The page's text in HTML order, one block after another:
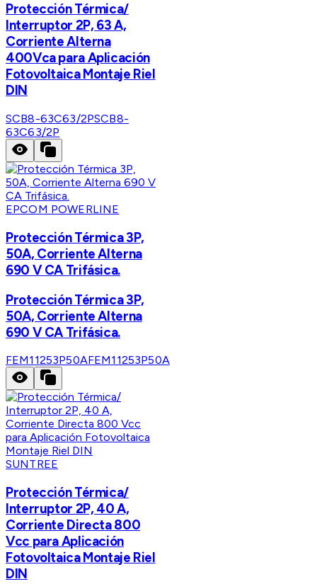
Protección Térmica/
Interruptor 2P, 63 A,
Corriente Alterna
400Vca para Aplicación
Fotovoltaica Montaje Riel
DIN
SCB8-63C63/2PSCB8-
63C63/2P
EPCOM POWERLINE
Protección Térmica 3P,
50A, Corriente Alterna
690 V CA Trifásica.
Protección Térmica 3P,
50A, Corriente Alterna
690 V CA Trifásica.
FEM11253P50AFEM11253P50A
SUNTREE
Protección Térmica/
Interruptor 2P, 40 A,
Corriente Directa 800
Vcc para Aplicación
Fotovoltaica Montaje Riel
DIN